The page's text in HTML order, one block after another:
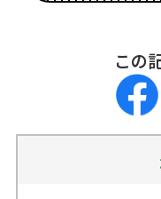
この